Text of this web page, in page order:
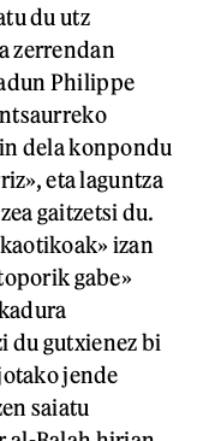
du utz
zerrendan
Philippe
dela konpondu
eta laguntza
gaitzetsi du.
izan
gabe»
du gutxienez bi
jende
saiatu